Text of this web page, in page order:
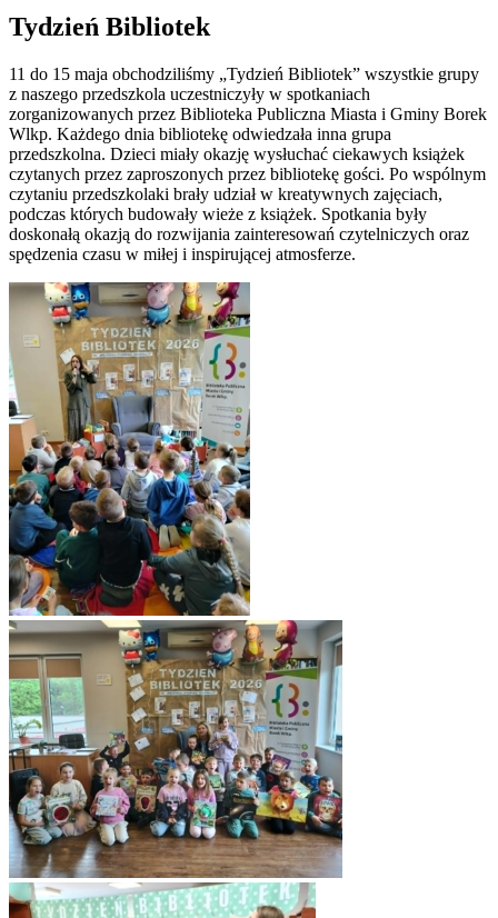
Tydzień Bibliotek
11 do 15 maja obchodziliśmy „Tydzień Bibliotek” wszystkie grupy
z naszego przedszkola uczestniczyły w spotkaniach
zorganizowanych przez Biblioteka Publiczna Miasta i Gminy Borek
Wlkp. Każdego dnia bibliotekę odwiedzała inna grupa
przedszkolna. Dzieci miały okazję wysłuchać ciekawych książek
czytanych przez zaproszonych przez bibliotekę gości. Po wspólnym
czytaniu przedszkolaki brały udział w kreatywnych zajęciach,
podczas których budowały wieże z książek. Spotkania były
doskonałą okazją do rozwijania zainteresowań czytelniczych oraz
spędzenia czasu w miłej i inspirującej atmosferze.